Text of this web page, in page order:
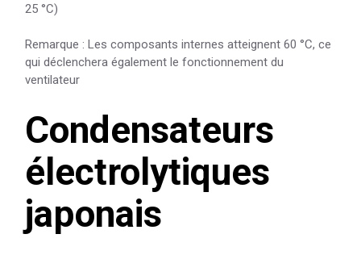
25 °C)
Remarque : Les composants internes atteignent 60 °C, ce
qui déclenchera également le fonctionnement du
ventilateur
Condensateurs
électrolytiques
japonais